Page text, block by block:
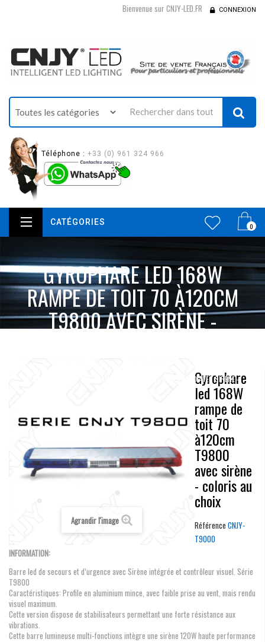
Bienvenue sur CNJY-LED.FR CONNEXION
Téléphone : +33 (0) 961 324 966
0
CATÉGORIES
GYROPHARE LED 168W
RAMPE DE TOIT 70 À120CM
T9800 AVEC SIRÈNE -
GYROPHARE LED 168W RAMPE DE TOIT 70 À120CM T9800 AVEC SIRÈNE -
Agrandir l'image
Gyrophare
led 168W
rampe de
toit 70
à120cm
T9800
avec sirène
- coloris au
choix
Référence CNJY-
T9000
INFORMATION:
Barre led de secours et d’urgence avec Sirène intégrée et contrôleur visuel. Série
T9800
Caractéristiques: Profile en aluminium mince, avec faible prise au vent, mais rendu
visuel maximum.
Cette version dispose de stabilisateurs permettant une forte résistance aux
vibrations.
Cette barre lumineuse multi-fonctions intègre une sirène 120W haute performance